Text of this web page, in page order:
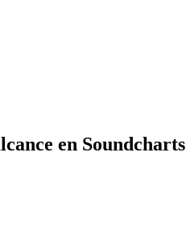
en Soundcharts